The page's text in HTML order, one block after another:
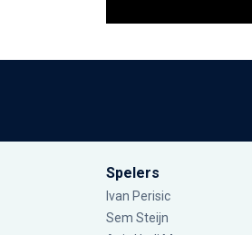
Spelers
Ivan Perisic
Sem Steijn